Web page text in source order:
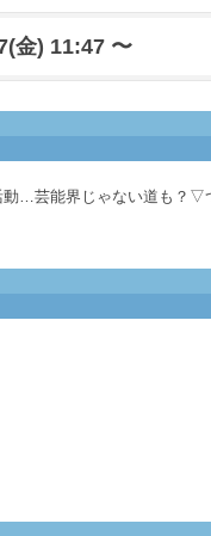
金) 11:47 〜
…芸能界じゃない道も？▽